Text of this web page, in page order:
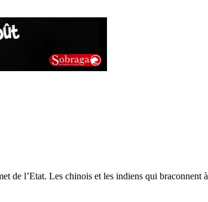
de l’Etat. Les chinois et les indiens qui